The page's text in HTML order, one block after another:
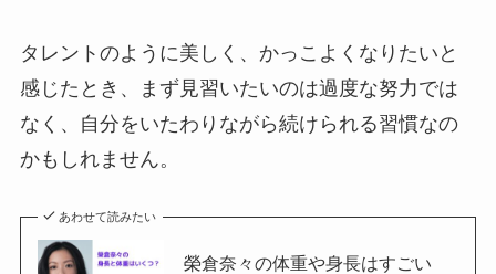
タレントのように美しく、かっこよくなりたいと
感じたとき、まず見習いたいのは過度な努力では
なく、自分をいたわりながら続けられる習慣なの
かもしれません。
あわせて読みたい
榮倉奈々の体重や身長はすごい